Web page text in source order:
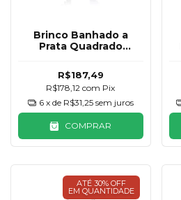
Brinco Banhado a
Prata Quadrado
R$187,49
R$178,12com Pix
6 x de R$31,25 sem juros
COMPRAR
ATÉ 30% OFF
EM QUANTIDADE